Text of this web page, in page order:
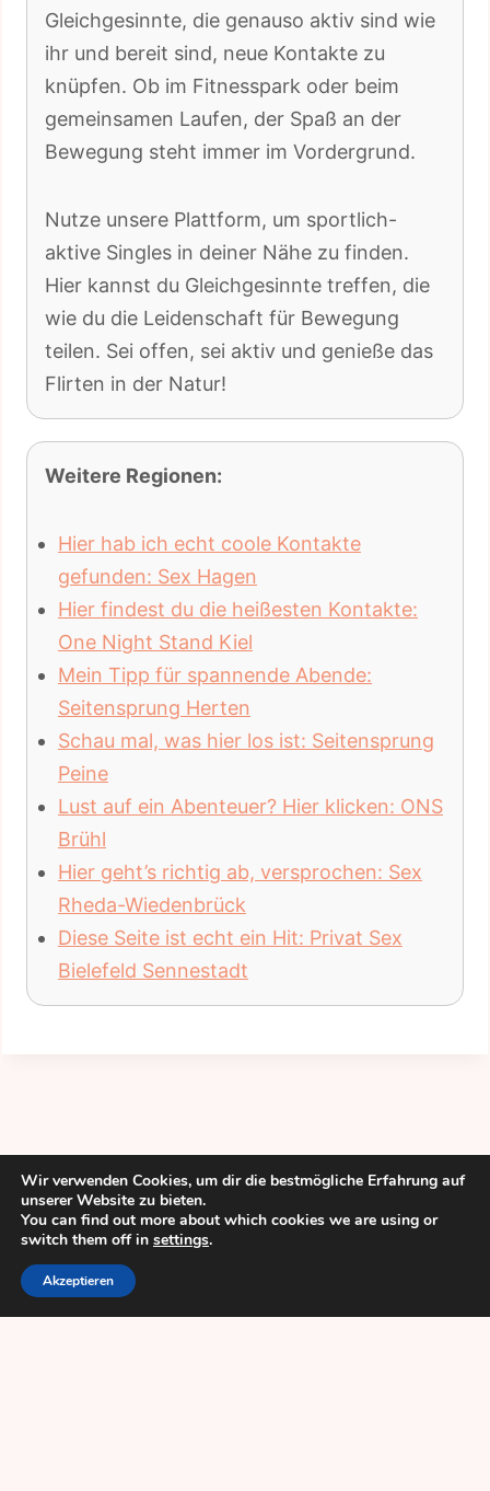
Gleichgesinnte, die genauso aktiv sind wie
ihr und bereit sind, neue Kontakte zu
knüpfen. Ob im Fitnesspark oder beim
gemeinsamen Laufen, der Spaß an der
Bewegung steht immer im Vordergrund.
Nutze unsere Plattform, um sportlich-
aktive Singles in deiner Nähe zu finden.
Hier kannst du Gleichgesinnte treffen, die
wie du die Leidenschaft für Bewegung
teilen. Sei offen, sei aktiv und genieße das
Flirten in der Natur!
Weitere Regionen:
Hier hab ich echt coole Kontakte
gefunden: Sex Hagen
Hier findest du die heißesten Kontakte:
One Night Stand Kiel
Mein Tipp für spannende Abende:
Seitensprung Herten
Schau mal, was hier los ist: Seitensprung
Peine
Lust auf ein Abenteuer? Hier klicken: ONS
Brühl
Hier geht’s richtig ab, versprochen: Sex
Rheda-Wiedenbrück
Diese Seite ist echt ein Hit: Privat Sex
Bielefeld Sennestadt
Wir verwenden Cookies, um dir die bestmögliche Erfahrung auf
unserer Website zu bieten.
You can find out more about which cookies we are using or
switch them off in settings.
Akzeptieren